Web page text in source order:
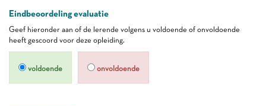
Eindbeoordeling evaluatie
Geef hieronder aan of de lerende volgens u voldoende of onvoldoende
heeft gescoord voor deze opleiding.
voldoende onvoldoende